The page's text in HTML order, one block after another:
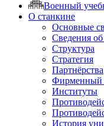
Военный
О станкине
Основные
Сведения об
Структура
Стратегия
Партнёрства
Фирменный
Институты
История